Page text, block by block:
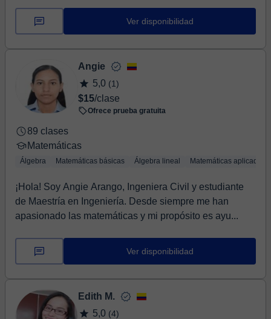
Ver disponibilidad
Angie
5,0 (1)
$15/clase
Ofrece prueba gratuita
89 clases
Matemáticas
Álgebra Matemáticas básicas Álgebra lineal Matemáticas aplicadas
¡Hola! Soy Angie Arango, Ingeniera Civil y estudiante
de Maestría en Ingeniería. Desde siempre me han
apasionado las matemáticas y mi propósito es ayu...
Ver disponibilidad
Edith M.
5,0 (4)